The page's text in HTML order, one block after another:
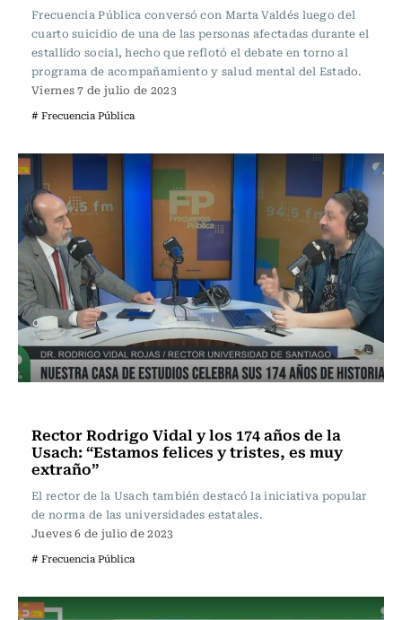
Frecuencia Pública conversó con Marta Valdés luego del
cuarto suicidio de una de las personas afectadas durante el
estallido social, hecho que reflotó el debate en torno al
programa de acompañamiento y salud mental del Estado.
Viernes 7 de julio de 2023
# Frecuencia Pública
Rector Rodrigo Vidal y los 174 años de la
Usach: “Estamos felices y tristes, es muy
extraño”
El rector de la Usach también destacó la iniciativa popular
de norma de las universidades estatales.
Jueves 6 de julio de 2023
# Frecuencia Pública